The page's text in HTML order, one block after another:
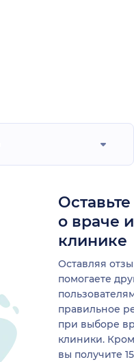
о враче
клинике
Оставляя
помогаете
правильное
при выборе
клиники.
вы получите